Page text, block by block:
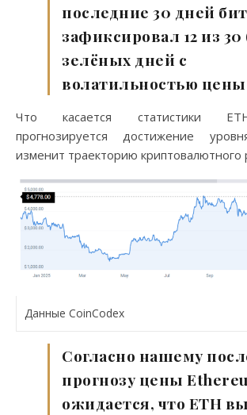
последние 30 дней
зафиксировал 12 из 30
зелёных дней с
волатильностью цены
Что касается статистики
прогнозируется достижение
изменит траекторию криптовалютного
Данные CoinCodex
Согласно нашему
прогнозу цены
ожидается, что ETH